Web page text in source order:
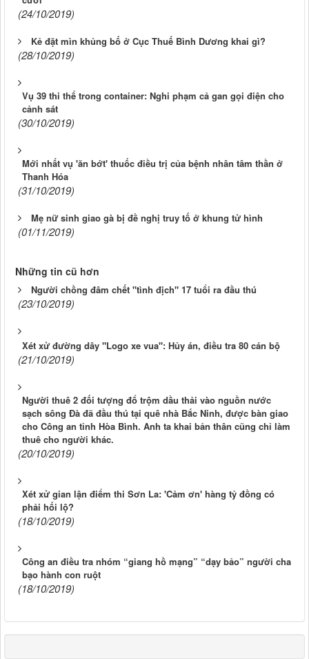
(24/10/2019)
Kẻ đặt mìn khủng bố ở Cục Thuế Bình Dương khai gì?
(28/10/2019)
Vụ 39 thi thể trong container: Nghi phạm cả gan gọi điện cho
cảnh sát
(30/10/2019)
Mới nhất vụ 'ăn bớt' thuốc điều trị của bệnh nhân tâm thần ở
Thanh Hóa
(31/10/2019)
Mẹ nữ sinh giao gà bị đề nghị truy tố ở khung tử hình
(01/11/2019)
Những tin cũ hơn
Người chồng đâm chết "tình địch" 17 tuổi ra đầu thú
(23/10/2019)
Xét xử đường dây "Logo xe vua": Hủy án, điều tra 80 cán bộ
(21/10/2019)
Người thuê 2 đối tượng đổ trộm dầu thải vào nguồn nước
sạch sông Đà đã đầu thú tại quê nhà Bắc Ninh, được bàn giao
cho Công an tỉnh Hòa Bình. Anh ta khai bản thân cũng chỉ làm
thuê cho người khác.
(20/10/2019)
Xét xử gian lận điểm thi Sơn La: 'Cảm ơn' hàng tỷ đồng có
phải hối lộ?
(18/10/2019)
Công an điều tra nhóm “giang hồ mạng” “dạy bảo” người cha
bạo hành con ruột
(18/10/2019)